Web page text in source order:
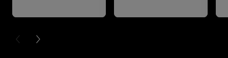
PREVIOUS CARD
NEXT CARD